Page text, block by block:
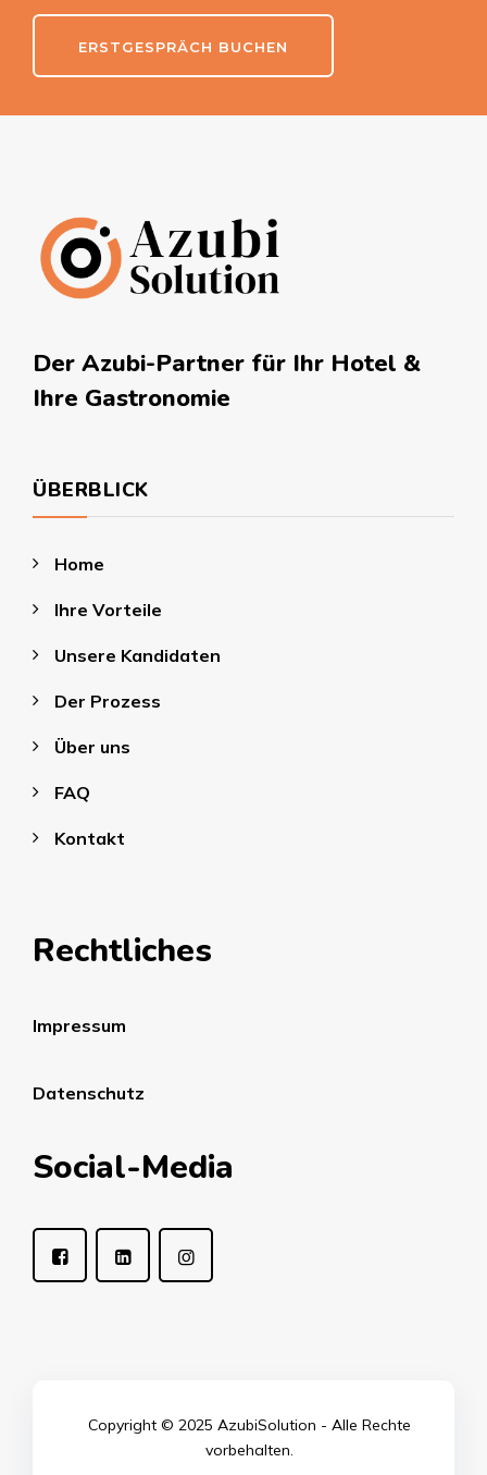
ERSTGESPRÄCH BUCHEN
Der Azubi-Partner für Ihr Hotel &
Ihre Gastronomie
ÜBERBLICK
Home
Ihre Vorteile
Unsere Kandidaten
Der Prozess
Über uns
FAQ
Kontakt
Rechtliches
Impressum
Datenschutz
Social-Media
Copyright © 2025 AzubiSolution - Alle Rechte
vorbehalten.